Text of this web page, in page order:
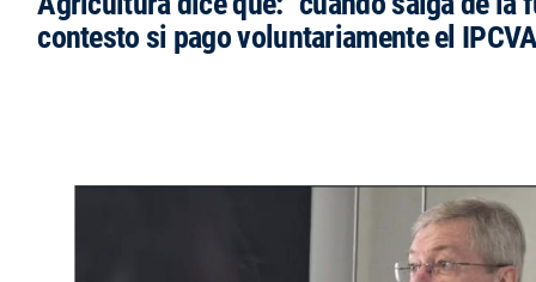
contesto si pago voluntariamente el